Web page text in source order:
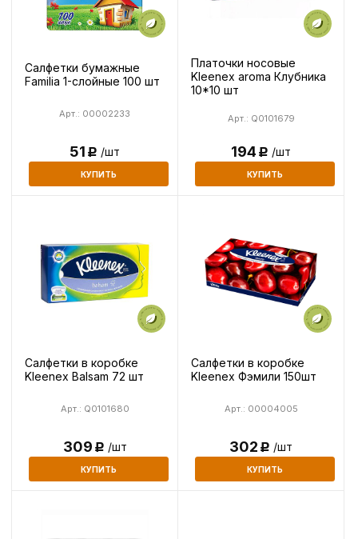
Салфетки бумажные
Familia 1-слойные 100 шт
Арт.: 00002233
51Р /шт
КУПИТЬ
Платочки носовые
Kleenex aroma Клубника
10*10 шт
Арт.: Q0101679
194Р /шт
КУПИТЬ
Салфетки в коробке
Kleenex Balsam 72 шт
Арт.: Q0101680
309Р /шт
КУПИТЬ
Салфетки в коробке
Kleenex Фэмили 150шт
Арт.: 00004005
302Р /шт
КУПИТЬ